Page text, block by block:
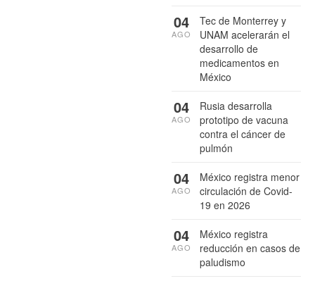
Tec de Monterrey y
UNAM acelerarán el
desarrollo de
medicamentos en
México
04
AGO
Rusia desarrolla
prototipo de vacuna
contra el cáncer de
pulmón
04
AGO
México registra menor
circulación de Covid-
19 en 2026
04
AGO
México registra
reducción en casos de
paludismo
04
AGO